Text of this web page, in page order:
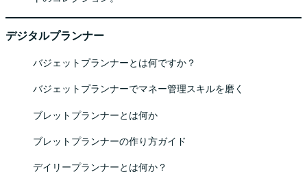
デジタルプランナー
バジェットプランナーとは何ですか？
バジェットプランナーでマネー管理スキルを磨く
ブレットプランナーとは何か
ブレットプランナーの作り方ガイド
デイリープランナーとは何か？